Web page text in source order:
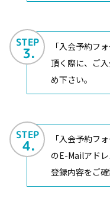
STEP
3.
「入会予約フ
頂く際に、ご
め下さい。
STEP
4.
「入会予約フ
のE-Mailアドレ
登録内容をご